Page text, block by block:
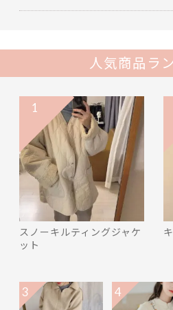
人気商品ラ
スノーキルティングジャケ
ット
1
3 4